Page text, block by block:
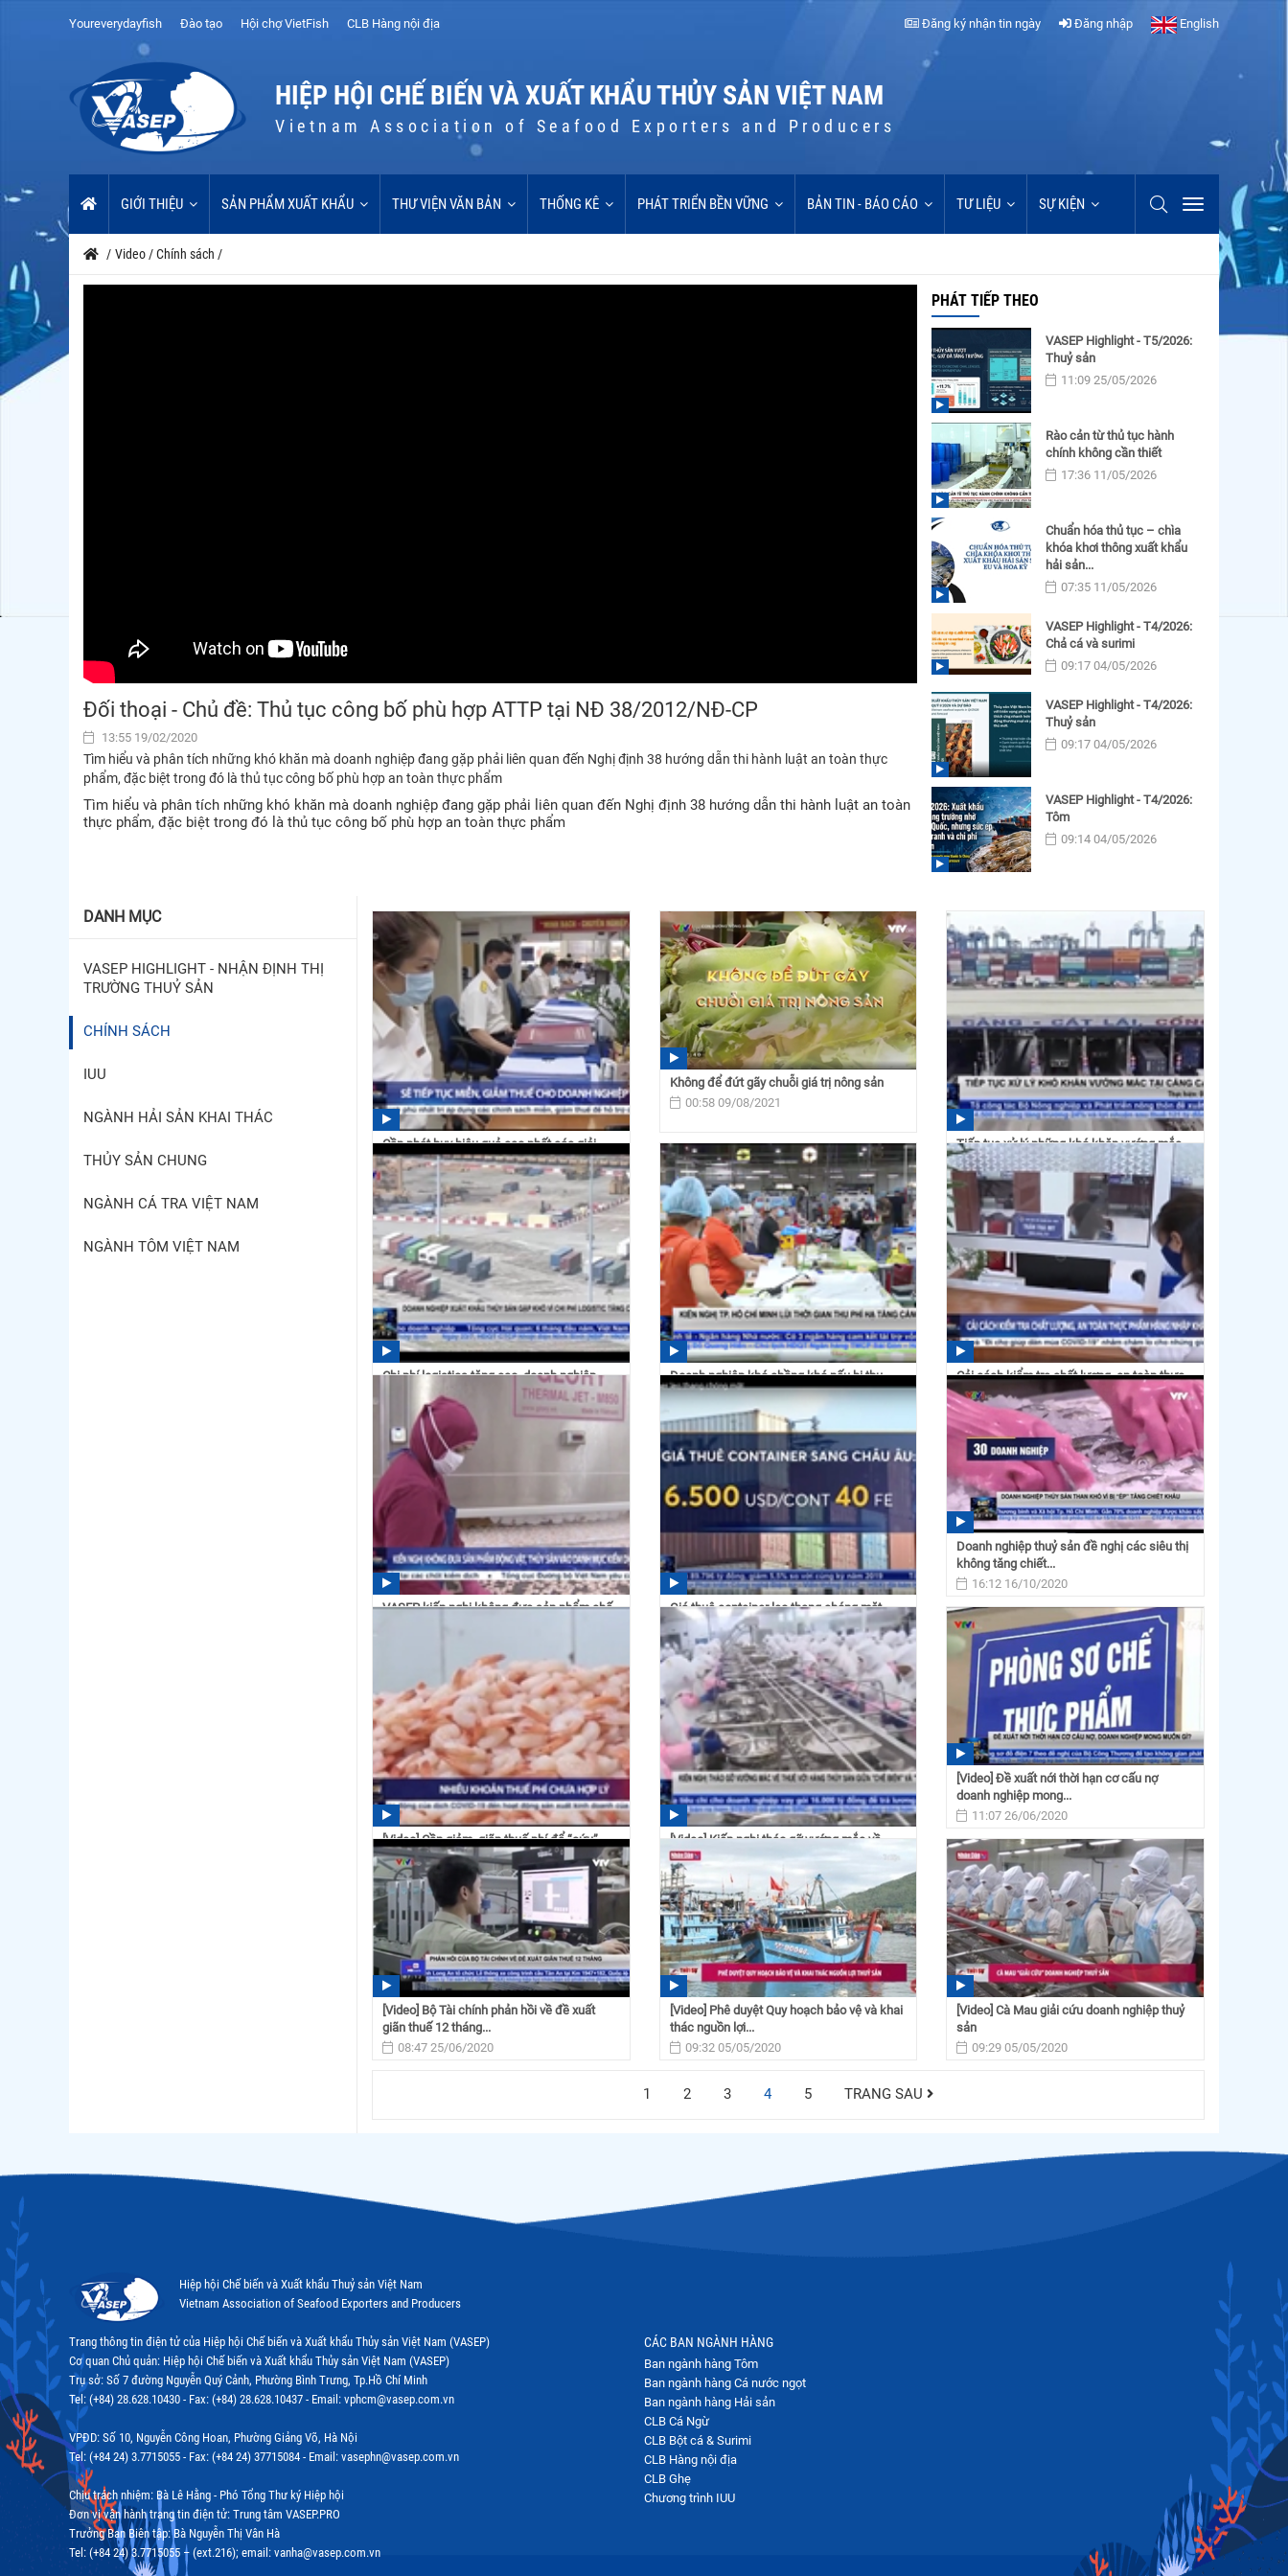
Youreverydayfish Đào tạo Hội chợ VietFish CLB Hàng nội địa Đăng ký nhận tin ngày Đăng nhập English
HIỆP HỘI CHẾ BIẾN VÀ XUẤT KHẨU THỦY SẢN VIỆT NAM
Vietnam Association of Seafood Exporters and Producers
GIỚI THIỆU SẢN PHẨM XUẤT KHẨU THƯ VIỆN VĂN BẢN THỐNG KÊ PHÁT TRIỂN BỀN VỮNG BẢN TIN - BÁO CÁO TƯ LIỆU SỰ KIỆN
/ Video /Chính sách /
Đối thoại - Chủ đề: Thủ tục công bố phù hợp ATTP tại NĐ 38/2012/NĐ-CP
13:55 19/02/2020
Tìm hiểu và phân tích những khó khăn mà doanh nghiệp đang gặp phải liên quan đến Nghị định 38 hướng dẫn thi hành luật an toàn thực
phẩm, đặc biệt trong đó là thủ tục công bố phù hợp an toàn thực phẩm
Tìm hiểu và phân tích những khó khăn mà doanh nghiệp đang gặp phải liên quan đến Nghị định 38 hướng dẫn thi hành luật an toàn
thực phẩm, đặc biệt trong đó là thủ tục công bố phù hợp an toàn thực phẩm
PHÁT TIẾP THEO
VASEP Highlight - T5/2026:
Thuỷ sản
11:09 25/05/2026
Rào cản từ thủ tục hành
chính không cần thiết
17:36 11/05/2026
Chuẩn hóa thủ tục – chìa
khóa khơi thông xuất khẩu
hải sản...
07:35 11/05/2026
VASEP Highlight - T4/2026:
Chả cá và surimi
09:17 04/05/2026
VASEP Highlight - T4/2026:
Thuỷ sản
09:17 04/05/2026
VASEP Highlight - T4/2026:
Tôm
09:14 04/05/2026
DANH MỤC
VASEP HIGHLIGHT - NHẬN ĐỊNH THỊ
TRƯỜNG THUỶ SẢN
CHÍNH SÁCH
IUU
NGÀNH HẢI SẢN KHAI THÁC
THỦY SẢN CHUNG
NGÀNH CÁ TRA VIỆT NAM
NGÀNH TÔM VIỆT NAM
Cần phát huy hiệu quả cao nhất các giải
pháp miễn, giảm thuế...
15:35 10/08/2021
Không để đứt gãy chuỗi giá trị nông sản
00:58 09/08/2021
Tiếp tục xử lý những khó khăn vướng mắc
tại cảng Cát Lái
15:57 06/08/2021
Chi phí logistics tăng cao, doanh nghiệp
xuất khẩu thủy sản...
15:44 28/07/2021
Doanh nghiệp khó chồng khó nếu bị thu
thêm phí hạ tầng cảng...
22:01 24/06/2021
Cải cách kiểm tra chất lượng, an toàn thực
phẩm hàng hóa...
11:15 07/06/2021
VASEP kiến nghị không đưa sản phẩm chế
Giá thuê container leo thang chóng mặt
08:32 15/01/2021
Doanh nghiệp thuỷ sản đề nghị các siêu thị
không tăng chiết...
16:12 16/10/2020
[Video] Cần giảm, giãn thuế phí để “cứu”
doanh nghiệp
16:08 18/09/2020
[Video] Kiến nghị tháo gỡ vướng mắc về
thuế với thủy sản...
08:37 08/07/2020
[Video] Đề xuất nới thời hạn cơ cấu nợ
doanh nghiệp mong...
11:07 26/06/2020
[Video] Bộ Tài chính phản hồi về đề xuất
giãn thuế 12 tháng...
08:47 25/06/2020
[Video] Phê duyệt Quy hoạch bảo vệ và khai
thác nguồn lợi...
09:32 05/05/2020
[Video] Cà Mau giải cứu doanh nghiệp thuỷ
sản
09:29 05/05/2020
1 2 3 4 5 TRANG SAU
Hiệp hội Chế biến và Xuất khẩu Thuỷ sản Việt Nam
Vietnam Association of Seafood Exporters and Producers
Trang thông tin điện tử của Hiệp hội Chế biến và Xuất khẩu Thủy sản Việt Nam (VASEP)
Cơ quan Chủ quản: Hiệp hội Chế biến và Xuất khẩu Thủy sản Việt Nam (VASEP)
Trụ sở: Số 7 đường Nguyễn Quý Cảnh, Phường Bình Trưng, Tp.Hồ Chí Minh
Tel: (+84) 28.628.10430 - Fax: (+84) 28.628.10437 - Email: vphcm@vasep.com.vn
VPĐD: Số 10, Nguyễn Công Hoan, Phường Giảng Võ, Hà Nội
Tel: (+84 24) 3.7715055 - Fax: (+84 24) 37715084 - Email: vasephn@vasep.com.vn
Chịu trách nhiệm: Bà Lê Hằng - Phó Tổng Thư ký Hiệp hội
Đơn vị vận hành trang tin điện tử: Trung tâm VASEP.PRO
Trưởng Ban Biên tập: Bà Nguyễn Thị Vân Hà
Tel: (+84 24) 3.7715055 – (ext.216); email: vanha@vasep.com.vn
CÁC BAN NGÀNH HÀNG
Ban ngành hàng Tôm
Ban ngành hàng Cá nước ngọt
Ban ngành hàng Hải sản
CLB Cá Ngừ
CLB Bột cá & Surimi
CLB Hàng nội địa
CLB Ghẹ
Chương trình IUU